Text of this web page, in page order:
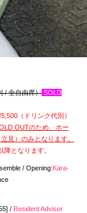
/ 全自由席）SOLD
（ドリンク代別）
OUTのため、ホー
見）のみとなります。
降となります。
/ Opening:Kara-
]/ Resident Advisor